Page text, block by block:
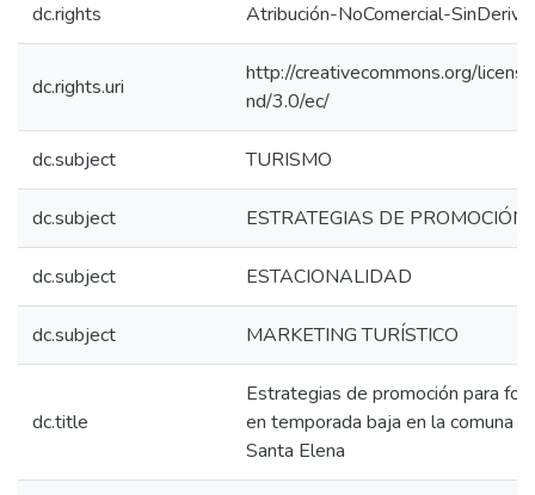
dc.rights Atribución-NoComercial-
dc.rights.uri
http://creativecommons.org/
nd/3.0/ec/
dc.subject TURISMO
dc.subject ESTRATEGIAS DE PROMOCIÓN
dc.subject ESTACIONALIDAD
dc.subject MARKETING TURÍSTICO
dc.title
Estrategias de promoción para
en temporada baja en la comuna
Santa Elena